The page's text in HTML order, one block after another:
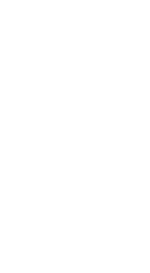
Intelligenz 2.0:
Agenten-
und